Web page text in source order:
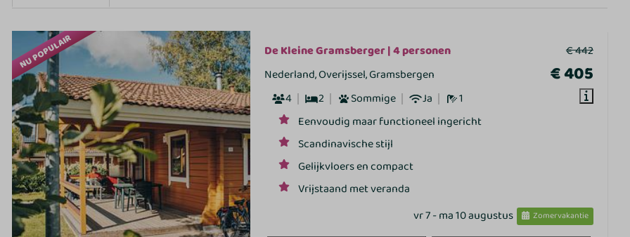
NU POPULAIR € 442
€ 405
De Kleine Gramsberger | 4 personen
Nederland, Overijssel, Gramsbergen
4
2 Sommige Ja
1
Eenvoudig maar functioneel ingericht
Scandinavische stijl
Gelijkvloers en compact
Vrijstaand met veranda
vr 7 - ma 10 augustus
Zomervakantie